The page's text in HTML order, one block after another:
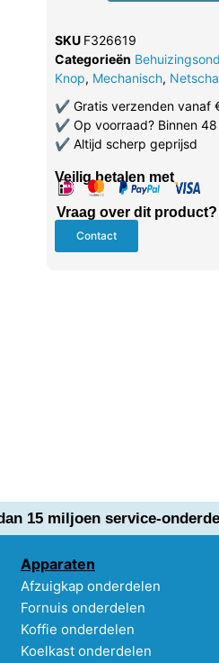
SKU F326619
Categorieën
Knop, Mechanisch,
✔Gratis verzenden vanaf
✔Op voorraad? Binnen
✔Altijd scherp geprijsd
Veilig betalen met
Vraag over dit product?
Contact
15 miljoen service-
Apparaten
Afzuigkap onderdelen
Fornuis onderdelen
Koffie onderdelen
Koelkast onderdelen